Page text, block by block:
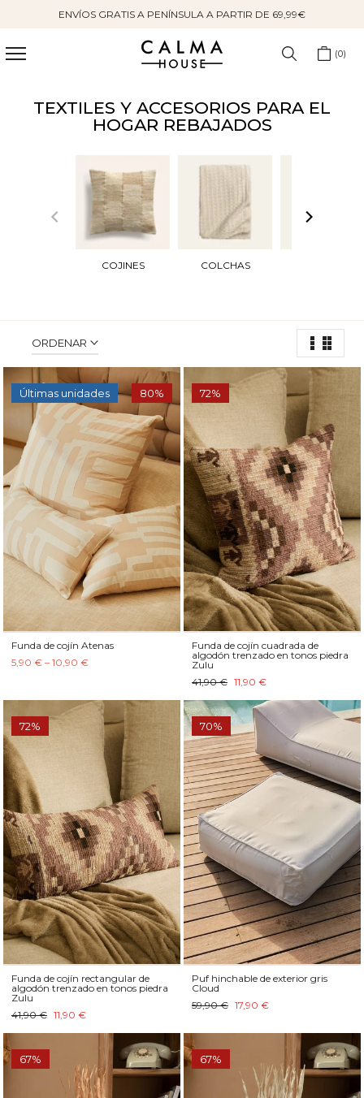
contenido
ENVÍOS GRATIS A PENÍNSULA A PARTIR DE 69,99€
0
TEXTILES Y ACCESORIOS PARA EL
HOGAR REBAJADOS
COJINES COLCHAS
ORDENAR
Últimas unidades 80%
Funda de cojín Atenas
5,90 € – 10,90 €
72%
Funda de cojín cuadrada de
algodón trenzado en tonos piedra
Zulu
41,90 € 11,90 €
72%
Funda de cojín rectangular de
algodón trenzado en tonos piedra
Zulu
41,90 € 11,90 €
70%
Puf hinchable de exterior gris
Cloud
59,90 € 17,90 €
67% 67%